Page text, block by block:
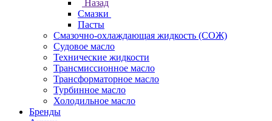
Назад
Смазки
Пасты
Смазочно-охлаждающая жидкость (СОЖ)
Судовое масло
Технические жидкости
Трансмиссионное масло
Трансформаторное масло
Турбинное масло
Холодильное масло
Бренды